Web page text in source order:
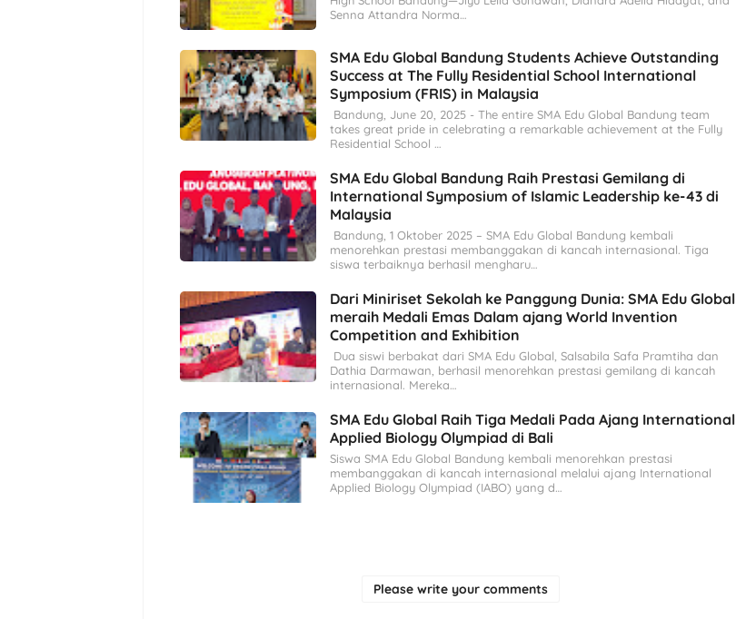
Senna Attandra Norma…
SMA Edu Global Bandung Students Achieve Outstanding
Success at The Fully Residential School International
Symposium (FRIS) in Malaysia
Bandung, June 20, 2025 - The entire SMA Edu Global Bandung team
takes great pride in celebrating a remarkable achievement at the Fully
Residential School …
SMA Edu Global Bandung Raih Prestasi Gemilang di
International Symposium of Islamic Leadership ke-43 di
Malaysia
Bandung, 1 Oktober 2025 – SMA Edu Global Bandung kembali
menorehkan prestasi membanggakan di kancah internasional. Tiga
siswa terbaiknya berhasil mengharu…
Dari Miniriset Sekolah ke Panggung Dunia: SMA Edu Global
meraih Medali Emas Dalam ajang World Invention
Competition and Exhibition
Dua siswi berbakat dari SMA Edu Global, Salsabila Safa Pramtiha dan
Dathia Darmawan, berhasil menorehkan prestasi gemilang di kancah
internasional. Mereka…
SMA Edu Global Raih Tiga Medali Pada Ajang International
Applied Biology Olympiad di Bali
Siswa SMA Edu Global Bandung kembali menorehkan prestasi
membanggakan di kancah internasional melalui ajang International
Applied Biology Olympiad (IABO) yang d…
Please write your comments